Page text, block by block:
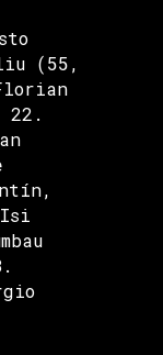
(55,
22.